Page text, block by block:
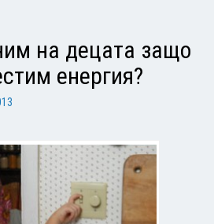
на децата защо
енергия?